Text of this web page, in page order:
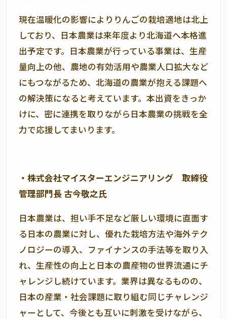
現在温暖化の影響によりりんごの栽培適地は北上
しており、日本農業は来年度より北海道へ本格進
出予定です。日本農業が行っている事業は、生産
量向上の他、農地の有効活用や農業人口拡大など
にもつながるため、北海道の農業が抱える課題へ
の解決策になると考えています。本出資をきっか
けに、密に連携を取りながら日本農業の挑戦を全
力で応援してまいります。
・株式会社マイスターエンジニアリング 取締役
管理部門長 古今敬之氏
日本農業は、担い手不足など厳しい環境に直面す
る日本の農業に対し、優れた栽培方法や海外テク
ノロジーの導入、ファイナンスの手法等を取り入
れ、生産性の向上と日本の農産物の世界流通にチ
ャレンジし続けています。業界は異なるものの、
日本の産業・社会課題に取り組む同じチャレンジ
ャーとして、今後とも互いに刺激を受けながら、